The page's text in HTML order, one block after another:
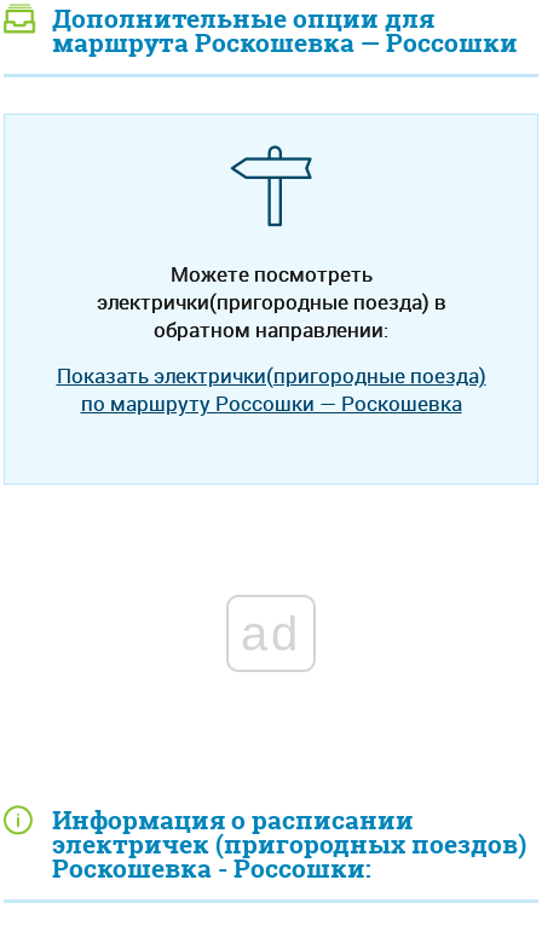
Информация о расписании
электричек (пригородных поездов)
Роскошевка - Россошки:
Дополнительные опции для
маршрута Роскошевка — Россошки
Можете посмотреть
электрички(пригородные поезда) в
обратном направлении:
Показать электрички(пригородные поезда)
по маршруту Россошки — Роскошевка
ad